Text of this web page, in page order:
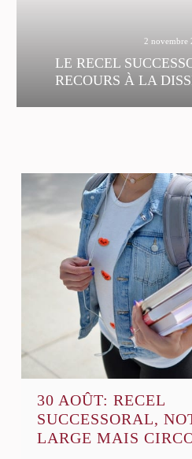
2 novembre
LE RECEL
RECOURS À LA
d’une donation, donation
réductible, donation
preuve du recel
30 AOÛT: RECEL
SUCCESSORAL,
LARGE MAIS